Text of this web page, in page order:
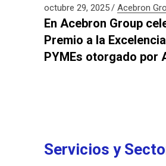
octubre 29, 2025 Acebron
En Acebron Group
Premio a la
PYMEs otorgado por
Servicios y